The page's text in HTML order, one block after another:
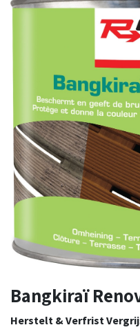
Bangkiraï
Herstelt & Verfrist